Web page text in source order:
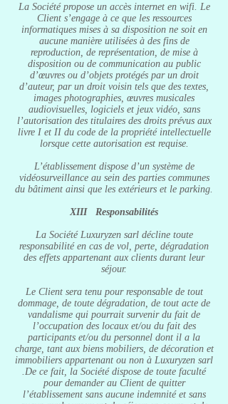
La Société propose un accès internet en wifi. Le
Client s’engage à ce que les ressources
informatiques mises à sa disposition ne soit en
aucune manière utilisées à des fins de
reproduction, de représentation, de mise à
disposition ou de communication au public
d’œuvres ou d’objets protégés par un droit
d’auteur, par un droit voisin tels que des textes,
images photographies, œuvres musicales
audiovisuelles, logiciels et jeux vidéo, sans
l’autorisation des titulaires des droits prévus aux
livre I et II du code de la propriété intellectuelle
lorsque cette autorisation est requise.
L’établissement dispose d’un système de
vidéosurveillance au sein des parties communes
du bâtiment ainsi que les extérieurs et le parking.
XIII Responsabilités
La Société Luxuryzen sarl décline toute
responsabilité en cas de vol, perte, dégradation
des effets appartenant aux clients durant leur
séjour.
Le Client sera tenu pour responsable de tout
dommage, de toute dégradation, de tout acte de
vandalisme qui pourrait survenir du fait de
l’occupation des locaux et/ou du fait des
participants et/ou du personnel dont il a la
charge, tant aux biens mobiliers, de décoration et
immobiliers appartenant ou non à Luxuryzen sarl
.De ce fait, la Société dispose de toute faculté
pour demander au Client de quitter
l’établissement sans aucune indemnité et sans